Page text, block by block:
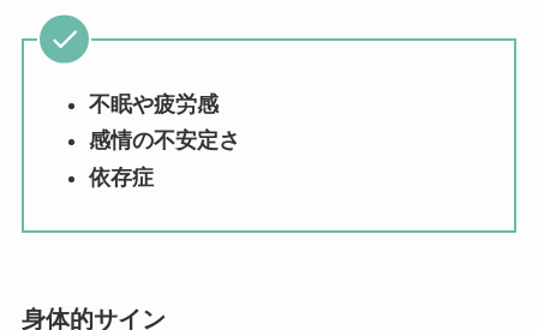
不眠や疲労感
感情の不安定さ
依存症
身体的サイン